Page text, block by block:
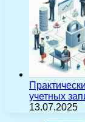
учетных
13.07.2025